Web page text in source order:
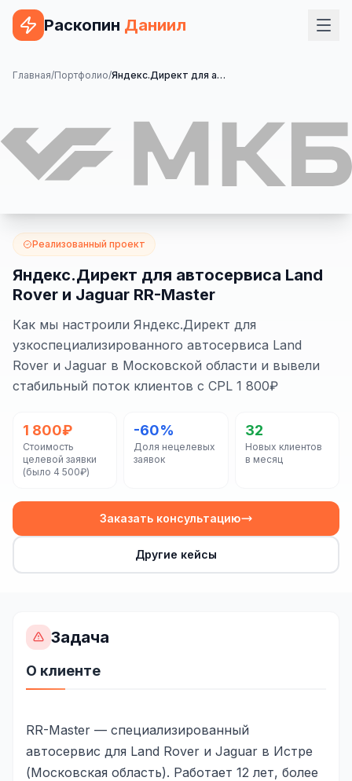
Раскопин Даниил
Услуги
Сайт на 1С-Битрикс
Сайт на WordPress
Сайт на OpenCart
Сайт на ModX
Сайт на Joomla
Сайт на Laravel
+ ещё 19 услуг
Контекстная реклама
Яндекс.Директ
VK Реклама
myTarget
Wildberries реклама
Ozon реклама
Реклама в VK
Реклама в Telegram
Главная/Портфолио/ Яндекс.Директ для автосервиса Land Rover и Jaguar RR-Master
Реализованный проект
Яндекс.Директ для автосервиса Land
Rover и Jaguar RR-Master
Как мы настроили Яндекс.Директ для
узкоспециализированного автосервиса Land
Rover и Jaguar в Московской области и вывели
стабильный поток клиентов с CPL 1 800₽
1 800₽
Стоимость
целевой заявки
(было 4 500₽)
-60%
Доля нецелевых
заявок
32
Новых клиентов
в месяц
Заказать консультацию
Другие кейсы
Задача
О клиенте
RR-Master — специализированный
автосервис для Land Rover и Jaguar в Истре
(Московская область). Работает 12 лет, более